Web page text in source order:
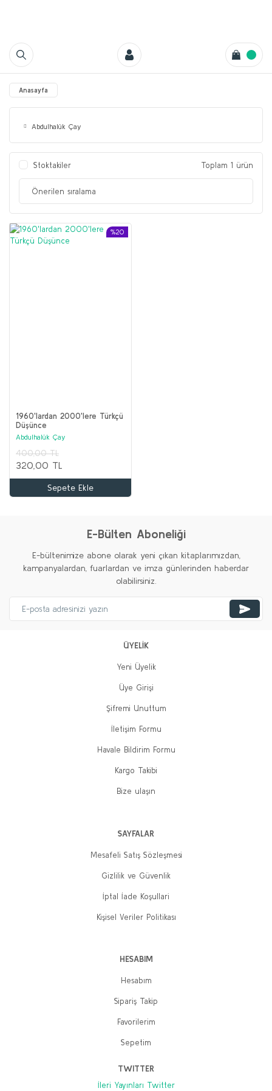
Anasayfa
Abdulhalûk Çay
Stoktakiler Toplam 1 ürün
%20
1960'lardan 2000'lere Türkçü
Düşünce
Abdulhalûk Çay
400,00 TL
320,00 TL
Sepete Ekle
E-Bülten Aboneliği
E-bültenimize abone olarak yeni çıkan kitaplarımızdan,
kampanyalardan, fuarlardan ve imza günlerinden haberdar
olabilirsiniz.
ÜYELİK
Yeni Üyelik
Üye Girişi
Şifremi Unuttum
İletişim Formu
Havale Bildirim Formu
Kargo Takibi
Bize ulaşın
SAYFALAR
Mesafeli Satış Sözleşmesi
Gizlilik ve Güvenlik
İptal İade Koşullari
Kişisel Veriler Politikası
HESABIM
Hesabım
Sipariş Takip
Favorilerim
Sepetim
TWITTER
İleri Yayınları Twitter